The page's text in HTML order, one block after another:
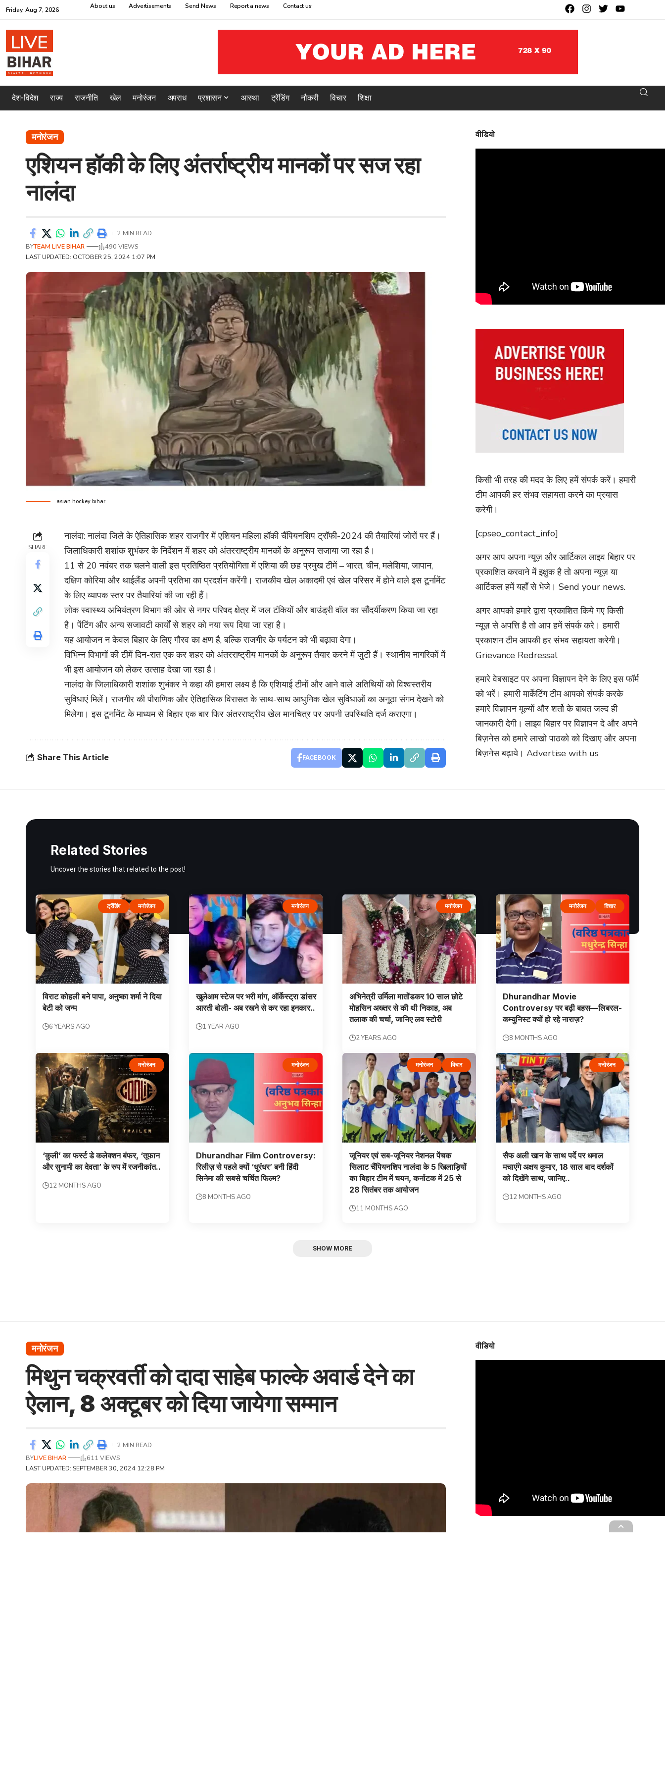
Friday, Aug 7, 2026 About us Advertisements Send News Report a news Contact us
देश-विदेश राज्य राजनीति खेल मनोरंजन अपराध प्रशासन आस्था ट्रेंडिंग नौकरी विचार शिक्षा
मनोरंजन
एशियन हॉकी के लिए अंतर्राष्ट्रीय मानकों पर सज रहा
नालंदा
LAST UPDATED: OCTOBER 25, 2024 1:07 PM
BYTEAM LIVE BIHAR 490 VIEWS
2 MIN READ
asian hockey bihar
SHARE
नालंदा: नालंदा जिले के ऐतिहासिक शहर राजगीर में एशियन महिला हॉकी चैंपियनशिप ट्रॉफी-2024 की तैयारियां जोरों पर हैं।
जिलाधिकारी शशांक शुभंकर के निर्देशन में शहर को अंतरराष्ट्रीय मानकों के अनुरूप सजाया जा रहा है।
11 से 20 नवंबर तक चलने वाली इस प्रतिष्ठित प्रतियोगिता में एशिया की छह प्रमुख टीमें – भारत, चीन, मलेशिया, जापान,
दक्षिण कोरिया और थाईलैंड अपनी प्रतिभा का प्रदर्शन करेंगी। राजकीय खेल अकादमी एवं खेल परिसर में होने वाले इस टूर्नामेंट
के लिए व्यापक स्तर पर तैयारियां की जा रही हैं।
लोक स्वास्थ्य अभियंत्रण विभाग की ओर से नगर परिषद क्षेत्र में जल टंकियों और बाउंड्री वॉल का सौंदर्यीकरण किया जा रहा
है। पेंटिंग और अन्य सजावटी कार्यों से शहर को नया रूप दिया जा रहा है।
यह आयोजन न केवल बिहार के लिए गौरव का क्षण है, बल्कि राजगीर के पर्यटन को भी बढ़ावा देगा।
विभिन्न विभागों की टीमें दिन-रात एक कर शहर को अंतरराष्ट्रीय मानकों के अनुरूप तैयार करने में जुटी हैं। स्थानीय नागरिकों में
भी इस आयोजन को लेकर उत्साह देखा जा रहा है।
नालंदा के जिलाधिकारी शशांक शुभंकर ने कहा की हमारा लक्ष्य है कि एशियाई टीमों और आने वाले अतिथियों को विश्वस्तरीय
सुविधाएं मिलें। राजगीर की पौराणिक और ऐतिहासिक विरासत के साथ-साथ आधुनिक खेल सुविधाओं का अनूठा संगम देखने को
मिलेगा। इस टूर्नामेंट के माध्यम से बिहार एक बार फिर अंतरराष्ट्रीय खेल मानचित्र पर अपनी उपस्थिति दर्ज कराएगा।
Share This Article FACEBOOK
वीडियो
किसी भी तरह की मदद के लिए हमें संपर्क करें। हमारी
टीम आपकी हर संभव सहायता करने का प्रयास
करेगी।
[cpseo_contact_info]
अगर आप अपना न्यूज़ और आर्टिकल लाइव बिहार पर
प्रकाशित करवाने में इक्षुक है तो अपना न्यूज़ या
आर्टिकल हमें यहाँ से भेजे। Send your news.
अगर आपको हमारे द्वारा प्रकाशित किये गए किसी
न्यूज़ से अपत्ति है तो आप हमें संपर्क करे। हमारी
प्रकाशन टीम आपकी हर संभव सहायता करेगी।
Grievance Redressal
हमारे वेबसाइट पर अपना विज्ञापन देने के लिए इस फॉर्म
को भरें। हमारी मार्केटिंग टीम आपको संपर्क करके
हमारे विज्ञापन मूल्यों और शर्तो के बाबत जल्द ही
जानकारी देगी। लाइव बिहार पर विज्ञापन दे और अपने
बिज़नेस को हमारे लाखो पाठको को दिखाए और अपना
बिज़नेस बढ़ाये। Advertise with us
Related Stories
Uncover the stories that related to the post!
ट्रेंडिंग मनोरंजन
विराट कोहली बने पापा, अनुष्का शर्मा ने दिया
बेटी को जन्म
6 YEARS AGO
मनोरंजन
खुलेआम स्टेज पर भरी मांग, ऑर्केस्ट्रा डांसर
आरती बोली- अब रखने से कर रहा इनकार..
1 YEAR AGO
मनोरंजन
अभिनेत्री उर्मिला मातोंडकर 10 साल छोटे
मोहसिन अख्तर से की थी निकाह, अब
तलाक की चर्चा, जानिए लव स्टोरी
2 YEARS AGO
मनोरंजन विचार
Dhurandhar Movie
Controversy पर बढ़ी बहस—लिबरल-
कम्युनिस्ट क्यों हो रहे नाराज़?
8 MONTHS AGO
मनोरंजन
‘कुली’ का फर्स्ट डे कलेक्शन बंफर, ‘तूफान
और सुनामी का देवता’ के रुप में रजनीकांत..
12 MONTHS AGO
मनोरंजन
Dhurandhar Film Controversy:
रिलीज़ से पहले क्यों ‘धुरंधर’ बनी हिंदी
सिनेमा की सबसे चर्चित फिल्म?
8 MONTHS AGO
मनोरंजन विचार
जूनियर एवं सब-जूनियर नेशनल पेंचक
सिलाट चैंपियनशिप नालंदा के 5 खिलाड़ियों
का बिहार टीम में चयन, कर्नाटक में 25 से
28 सितंबर तक आयोजन
11 MONTHS AGO
मनोरंजन
सैफ अली खान के साथ पर्दे पर धमाल
मचाएंगे अक्षय कुमार, 18 साल बाद दर्शकों
को दिखेंगे साथ, जानिए..
12 MONTHS AGO
SHOW MORE
मनोरंजन
मिथुन चक्रवर्ती को दादा साहेब फाल्के अवार्ड देने का
ऐलान, 8 अक्टूबर को दिया जायेगा सम्मान
LAST UPDATED: SEPTEMBER 30, 2024 12:28 PM
BYLIVE BIHAR 611 VIEWS
2 MIN READ
वीडियो